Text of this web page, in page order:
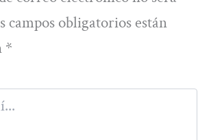
campos obligatorios están
*